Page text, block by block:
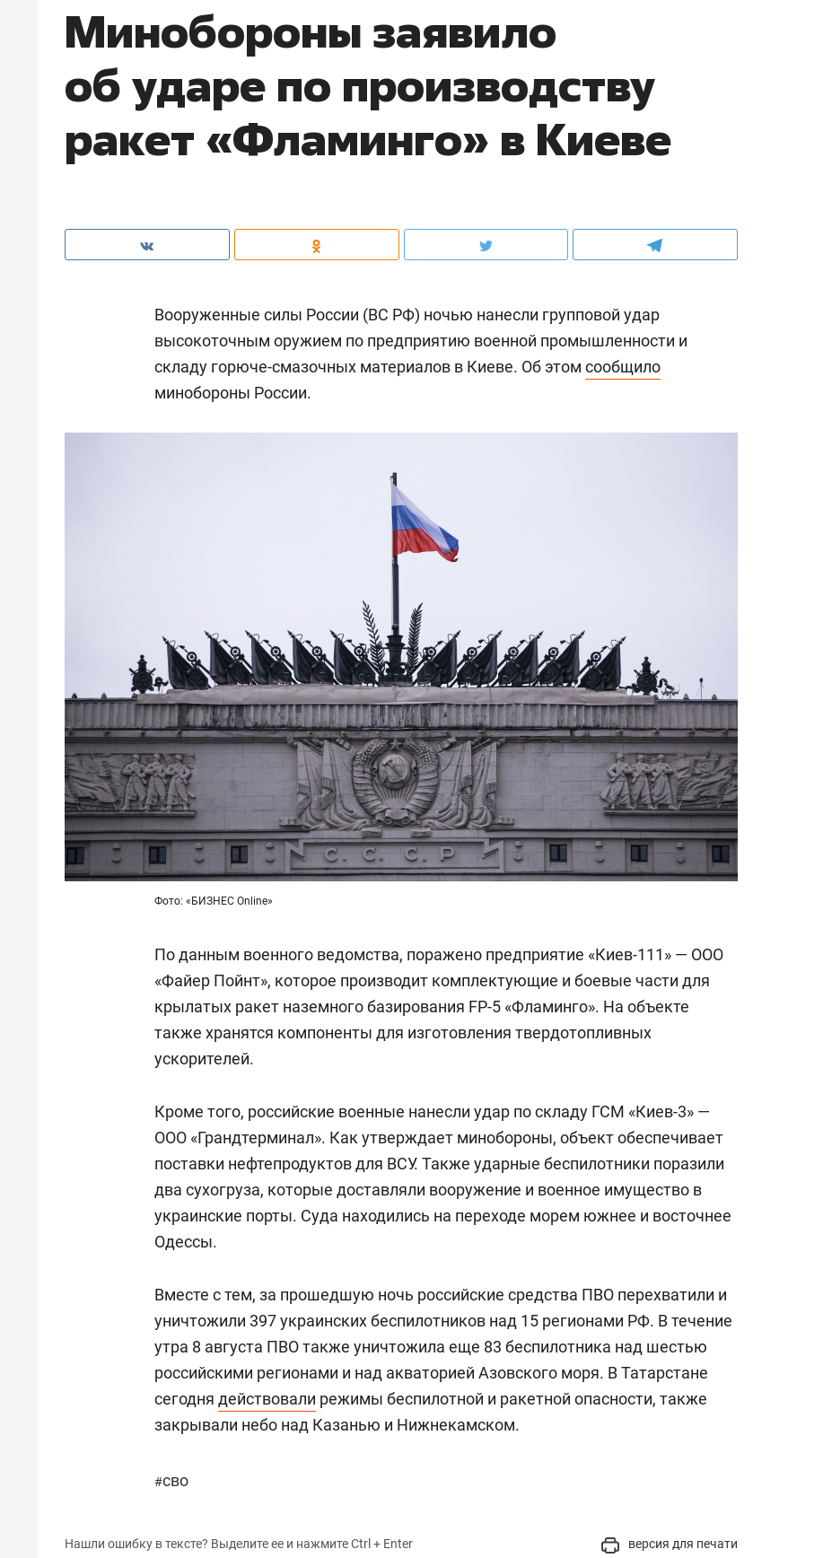
Минобороны заявило
об ударе по производству
ракет «Фламинго» в Киеве
Вооруженные силы России (ВС РФ) ночью нанесли групповой удар
высокоточным оружием по предприятию военной промышленности и
складу горюче-смазочных материалов в Киеве. Об этом сообщило
минобороны России.
Фото: «БИЗНЕС Online»
По данным военного ведомства, поражено предприятие «Киев-111» — ООО
«Файер Пойнт», которое производит комплектующие и боевые части для
крылатых ракет наземного базирования FP-5 «Фламинго». На объекте
также хранятся компоненты для изготовления твердотопливных
ускорителей.
Кроме того, российские военные нанесли удар по складу ГСМ «Киев-3» —
ООО «Грандтерминал». Как утверждает минобороны, объект обеспечивает
поставки нефтепродуктов для ВСУ. Также ударные беспилотники поразили
два сухогруза, которые доставляли вооружение и военное имущество в
украинские порты. Суда находились на переходе морем южнее и восточнее
Одессы.
Вместе с тем, за прошедшую ночь российские средства ПВО перехватили и
уничтожили 397 украинских беспилотников над 15 регионами РФ. В течение
утра 8 августа ПВО также уничтожила еще 83 беспилотника над шестью
российскими регионами и над акваторией Азовского моря. В Татарстане
сегодня действовали режимы беспилотной и ракетной опасности, также
закрывали небо над Казанью и Нижнекамском.
#сво
Нашли ошибку в тексте? Выделите ее и нажмите Ctrl + Enter версия для печати